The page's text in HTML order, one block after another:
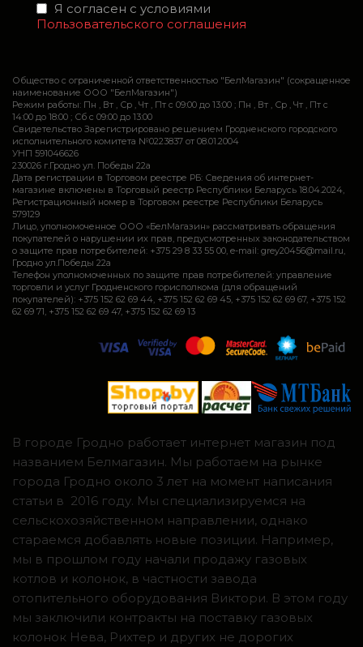
Я согласен с условиями
Пользовательского соглашения
Общество с ограниченной ответственностью "БелМагазин" (сокращенное
наименование ООО "БелМагазин")
Режим работы: Пн , Вт , Ср , Чт , Пт c 09:00 до 13:00 ; Пн , Вт , Ср , Чт , Пт c
14:00 до 18:00 ; Сб c 09:00 до 13:00
Свидетельство Зарегистрировано решением Гродненского городского
исполнительного комитета №0223837 от 08.01.2004
УНП 591046626
230026 г.Гродно ул. Победы 22а
Дата регистрации в Торговом реестре РБ: Сведения об интернет-
магазине включены в Торговый реестр Республики Беларусь 18.04.2024,
Регистрационный номер в Торговом реестре Республики Беларусь
579129
Лицо, уполномоченное ООО «БелМагазин» рассматривать обращения
покупателей о нарушении их прав, предусмотренных законодательством
о защите прав потребителей: +375 29 8 33 55 00, e-mail: grey20456@mail.ru,
Гродно ул.Победы 22а
Телефон уполномоченных по защите прав потребителей: управление
торговли и услуг Гродненского горисполкома (для обращений
покупателей): +375 152 62 69 44, +375 152 62 69 45, +375 152 62 69 67, +375 152
62 69 71, +375 152 62 69 47, +375 152 62 69 13
В городе Гродно работает интернет магазин под
названием Белмагазин. Мы работаем на рынке
города Гродно около 3 лет на момент написания
статьи в 2016 году. Мы специализируемся на
сельскохозяйственном направлении, однако
стараемся добавлять новые позиции. Например,
мы в прошлом году начали продажу газовых
котлов и колонок, в частности завода
отопительного оборудования Виктори. В этом году
мы заключили контракты на поставку газовых
колонок Нева, Рихтер и других не дорогих